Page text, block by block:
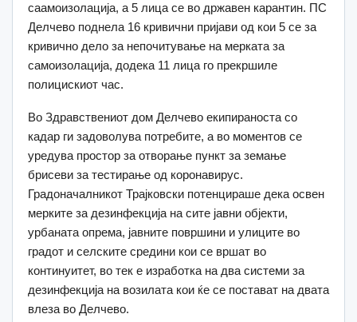
саамоизолација, а 5 лица се во државен карантин. ПС
Делчево поднела 16 кривични пријави од кои 5 се за
кривично дело за непочитување на мерката за
самоизолација, додека 11 лица го прекршиле
полицискиот час.
Во Здравствениот дом Делчево екипираноста со
кадар ги задоволува потребите, а во моментов се
уредува простор за отворање пункт за земање
брисеви за тестирање од коронавирус.
Градоначалникот Трајковски потенцираше дека освен
мерките за дезинфекција на сите јавни објекти,
урбаната опрема, јавните површини и улиците во
градот и селските средини кои се вршат во
континуитет, во тек е изработка на два системи за
дезинфекција на возилата кои ќе се постават на двата
влеза во Делчево.